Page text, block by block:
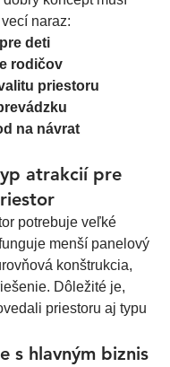
naraz:
deti
rodičov
priestoru
na návrat
atrakcií pre
potrebuje veľké
menší panelový
konštrukcia,
Dôležité je,
priestoru aj typu
s hlavným biznis